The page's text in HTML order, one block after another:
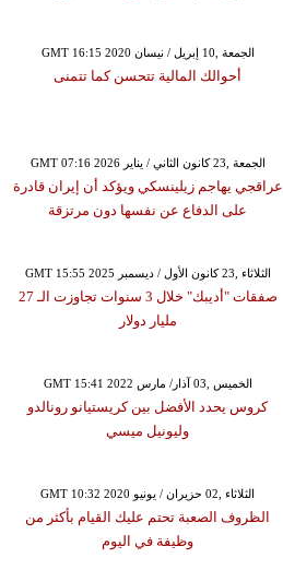
GMT 16:15 2020 الجمعة ,10 إبريل / نيسان
أحوالك المالية تتحسن كما تتمنى
GMT 07:16 2026 الجمعة ,23 كانون الثاني / يناير
عراقجي يهاجم زيلينسكي ويؤكد أن إيران قادرة
على الدفاع عن نفسها دون مرتزقة
GMT 15:55 2025 الثلاثاء ,23 كانون الأول / ديسمبر
صفقات "أديبك" خلال 3 سنوات تجاوزت الـ 27
مليار دولار
GMT 15:41 2022 الخميس ,03 آذار/ مارس
كروس يحدد الأفضل بين كريستيانو رونالدو
وليونيل ميسي
GMT 10:32 2020 الثلاثاء ,02 حزيران / يونيو
الظروف الصعبة تحتم عليك القيام بأكثر من
وظيفة في اليوم